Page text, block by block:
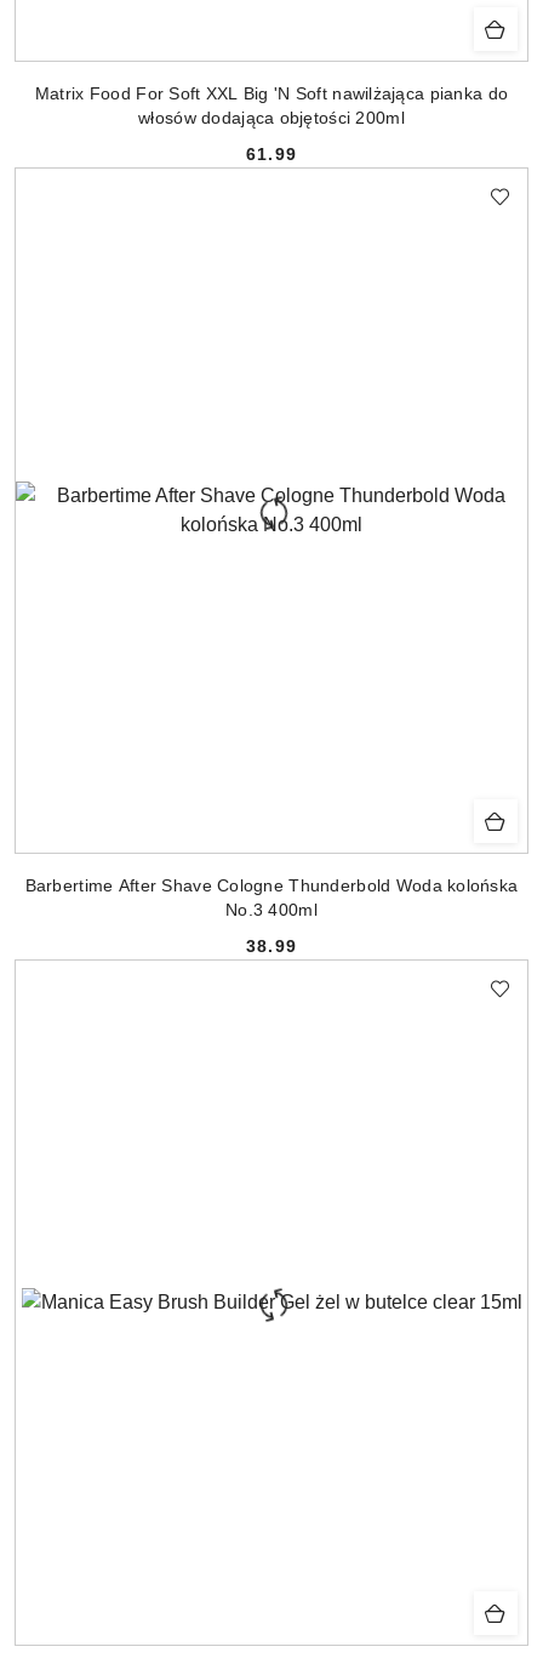
Matrix Food For Soft XXL Big 'N Soft nawilżająca pianka do
włosów dodająca objętości 200ml
Cena:
61.99
Barbertime After Shave Cologne Thunderbold Woda kolońska
No.3 400ml
Cena:
38.99